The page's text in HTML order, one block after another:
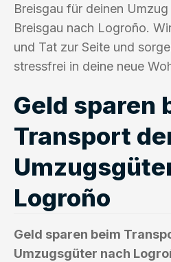
Breisgau für deinen
Breisgau nach Logroño.
und Tat zur Seite und
stressfrei in deine neue
Geld sparen
Transport
Logroño
Geld sparen beim
Umzugsgüter nach